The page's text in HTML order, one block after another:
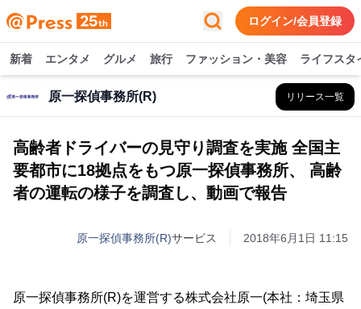
ログイン/会員登録
新着 エンタメ グルメ 旅行 ファッション・美容 ライフスタ
原一探偵事務所(R) リリース一覧
高齢者ドライバーの見守り調査を実施 全国主
要都市に18拠点をもつ原一探偵事務所、 高齢
者の運転の様子を調査し、動画で報告
原一探偵事務所(R)サービス 2018年6月1日 11:15
原一探偵事務所(R)を運営する株式会社原一(本社：埼玉県